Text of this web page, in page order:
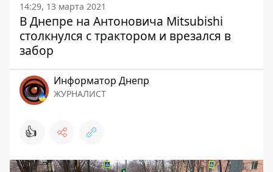
14:29, 13 марта 2021
В Днепре на Антоновича Mitsubishi
столкнулся с трактором и врезался в
забор
Информатор Днепр
ЖУРНАЛИСТ
👍